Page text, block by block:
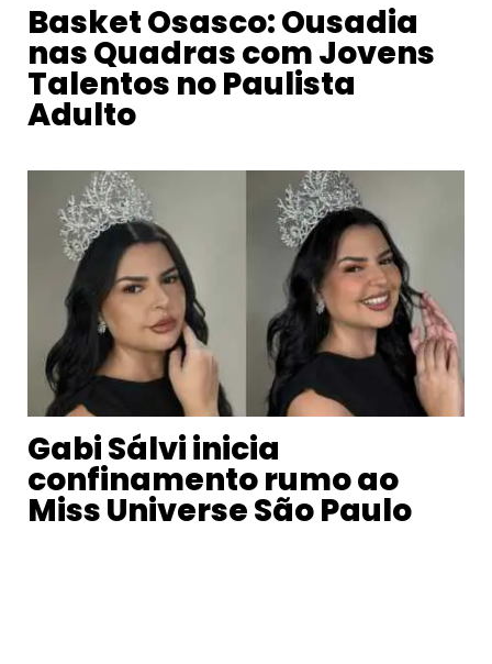
Basket Osasco: Ousadia
nas Quadras com Jovens
Talentos no Paulista
Adulto
Gabi Sálvi inicia
confinamento rumo ao
Miss Universe São Paulo